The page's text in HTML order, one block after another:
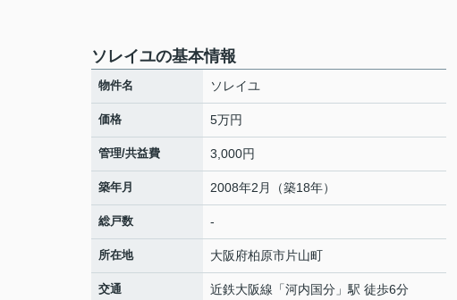
ソレイユの基本情報
物件名 ソレイユ
価格 5万円
管理/共益費 3,000円
築年月 2008年2月（築18年）
総戸数 -
所在地 大阪府柏原市片山町
交通 近鉄大阪線 「河内国分 」駅 徒歩6分